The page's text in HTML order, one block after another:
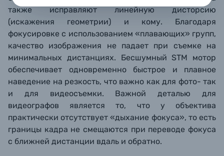
также исправляют линейную дисторсию
(искажения геометрии) и кому. Благодаря
фокусировке с использованием «плавающих» групп,
качество изображения не падает при съемке на
минимальных дистанциях. Бесшумный STM мотор
обеспечивает одновременно быстрое и плавное
наведение на резкость, что важно как для фото- так
и для видеосъемки. Важной деталью для
видеографов является то, что у объектива
практически отсутствует «дыхание фокуса», то есть
границы кадра не смещаются при переводе фокуса
с ближней дистанции вдаль и обратно.